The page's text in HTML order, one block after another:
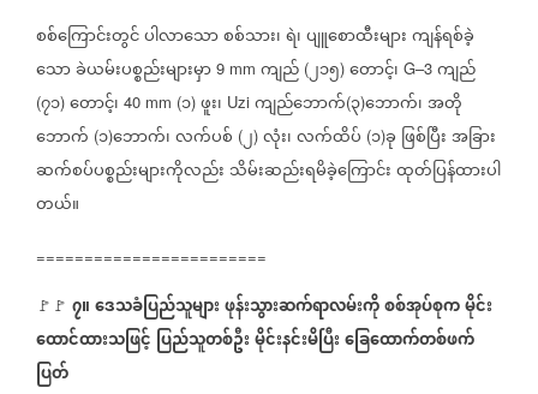
စစ်ကြောင်းတွင်ပါလာသောစစ်သား၊ရဲ၊ပျူစောထီးများကျန်ရစ်ခဲ့
သောခဲယမ်းပစ္စည်းများမှာ 9 mm ကျည် (၂၁၅) တောင့်၊ G–3 ကျည်
(၇၁) တောင့်၊ 40 mm (၁) ဖူး၊ Uzi ကျည်ဘောက်(၃)ဘောက်၊အတို
ဘောက် (၁)ဘောက်၊လက်ပစ် (၂) လုံး၊လက်ထိပ် (၁)ခု ဖြစ်ပြီးအခြား
ဆက်စပ်ပစ္စည်းများကိုလည်း သိမ်းဆည်းရမိခဲ့ကြောင်းထုတ်ပြန်ထားပါ
တယ်။
========================
🚩🚩 ၇။ဒေသခံပြည်သူများဖုန်းသွားဆက်ရာလမ်းကိုစစ်အုပ်စုကမိုင်း
ထောင်ထားသဖြင့် ပြည်သူတစ်ဦးမိုင်းနင်းမိပြီးခြေထောက်တစ်ဖက်
ပြတ်